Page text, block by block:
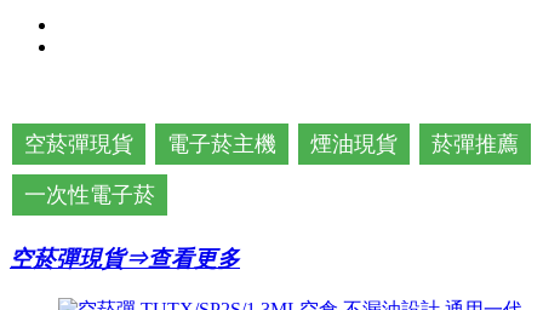
空菸彈現貨 電子菸主機 煙油現貨 菸彈推薦
一次性電子菸
空菸彈現貨⇒查看更多